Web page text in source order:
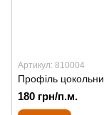
Артикул: 810004
Профіль
180 грн/п.м.